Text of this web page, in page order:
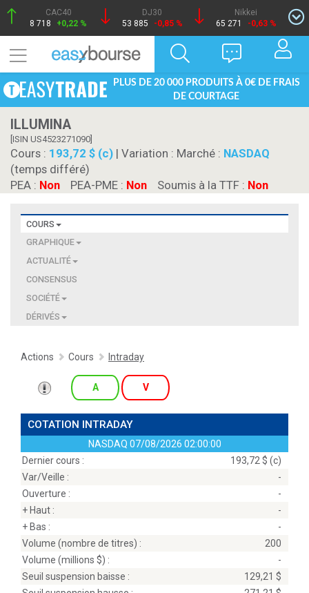
CAC40
8 718
+0,22 %
DJ30
53 885
-0,85 %
Nikkei
65 271
-0,63 %
PLUS DE 20 000 PRODUITS À 0€ DE FRAIS
DE COURTAGE
ILLUMINA
[ISIN US4523271090]
Cours : 193,72 $ (c) | Variation : Marché : NASDAQ
(temps différé)
PEA : Non PEA-PME : Non Soumis à la TTF : Non
COURS
GRAPHIQUE
ACTUALITÉ
CONSENSUS
SOCIÉTÉ
DÉRIVÉS
Actions Cours Intraday
A V
COTATION INTRADAY
NASDAQ 07/08/2026 02:00:00
Dernier cours :
193,72 $ (c)
Var/Veille :
-
Ouverture :
-
+ Haut :
-
+ Bas :
-
Volume (nombre de titres) :
200
Volume (millions $) :
-
Seuil suspension baisse :
129,21 $